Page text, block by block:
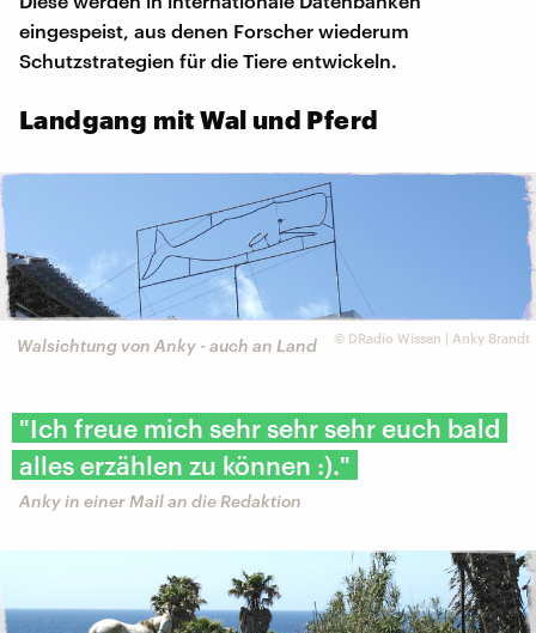
eingespeist, aus denen Forscher wiederum
Schutzstrategien für die Tiere entwickeln.
Landgang mit Wal und Pferd
© DRadio Wissen | Anky Brandt
Walsichtung von Anky - auch an Land
"Ich freue mich sehr sehr sehr euch bald
alles erzählen zu können :)."
Anky in einer Mail an die Redaktion